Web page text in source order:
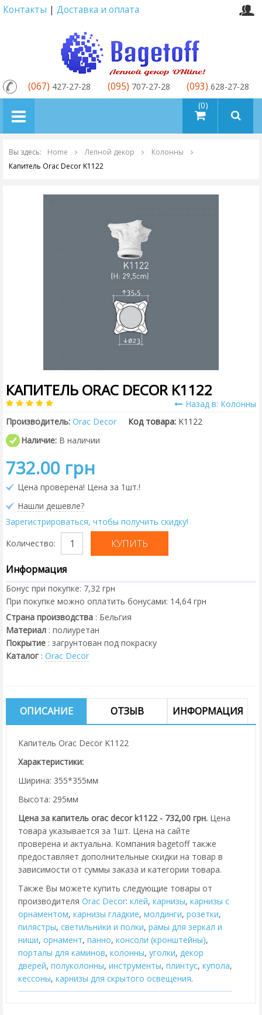
Контакты | Доставка и оплата
товаров (0)
(067) 427-27-28 (095) 707-27-28 (093) 628-27-28
Вы здесь: Home Лепной декор
Колонны
Капитель Orac Decor K1122
КАПИТЕЛЬ ORAC DECOR K1122
Назад в: Колонны
Производитель: Orac Decor Код товара: K1122
Наличие: В наличии
732.00 грн
Цена проверена! Цена за 1шт.!
Нашли дешевле?
Зарегистрироваться, чтобы получить скидку!
Количество:
Информация
Бонус при покупке: 7,32 грн
При покупке можно оплатить бонусами: 14,64 грн
Страна производства : Бельгия
Материал : полиуретан
Покрытие : загрунтован под покраску
Каталог : Orac Decor
ОПИСАНИЕ ОТЗЫВ ИНФОРМАЦИЯ
Капитель Orac Decor K1122
Характеристики:
Ширина: 355*355мм
Высота: 295мм
Цена за капитель orac decor k1122 - 732,00 грн. Цена
товара указывается за 1шт. Цена на сайте
проверена и актуальна. Компания bagetoff также
предоставляет дополнительные скидки на товар в
зависимости от суммы заказа и категории товара.
Также Вы можете купить следующие товары от
производителя Orac Decor: клей, карнизы, карнизы с
орнаментом, карнизы гладкие, молдинги, розетки,
пилястры, cветильники и полки, рамы для зеркал и
ниши, орнамент, панно, консоли (кронштейны),
порталы для каминов, колонны, уголки, декор
дверей, полуколонны, инструменты, плинтус, купола,
кессоны, карнизы для скрытого освещения.